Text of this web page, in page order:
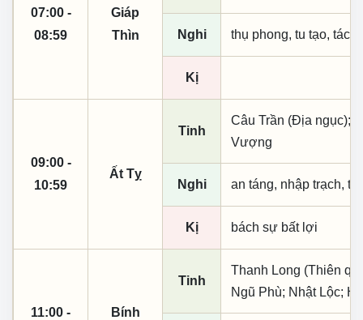
07:00 -
08:59
Giáp
Thìn
Nghi thụ phong, tu tạo, tác
Kị
09:00 -
10:59
Ất Tỵ
Tinh
Câu Trần (Địa ngục);
Vượng
Nghi an táng, nhập trạch,
Kị bách sự bất lợi
11:00 -
Bính
Tinh
Thanh Long (Thiên
Ngũ Phù; Nhật Lộc;